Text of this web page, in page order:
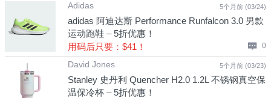
5个月前 (03/24)
Adidas
adidas 阿迪达斯 Performance Runfalcon 3.0 男款
运动跑鞋 – 5折优惠！
用码后只要：$41！
0
5个月前 (03/23)
David Jones
Stanley 史丹利 Quencher H2.0 1.2L 不锈钢真空保
温保冷杯 – 5折优惠！